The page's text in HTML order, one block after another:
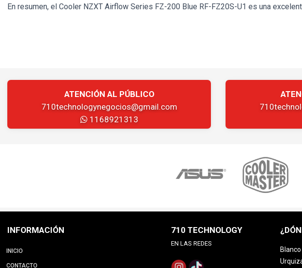
En resumen, el Cooler NZXT Airflow Series FZ-200 Blue RF-FZ20S-U1 es una
ATENCIÓN AL PÚBLICO
710technologynegocios@gmail.com
1168921313
INFORMACIÓN
INICIO
CONTACTO
710 TECHNOLOGY
EN LAS REDES